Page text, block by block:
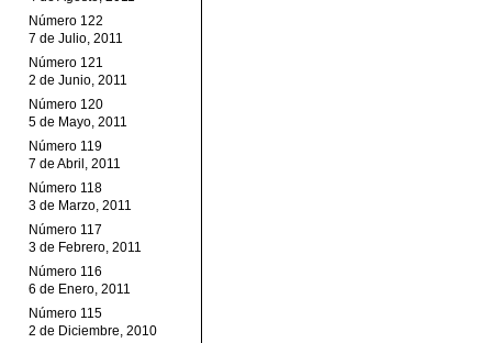
Número 122
7 de Julio, 2011
Número 121
2 de Junio, 2011
Número 120
5 de Mayo, 2011
Número 119
7 de Abril, 2011
Número 118
3 de Marzo, 2011
Número 117
3 de Febrero, 2011
Número 116
6 de Enero, 2011
Número 115
2 de Diciembre, 2010